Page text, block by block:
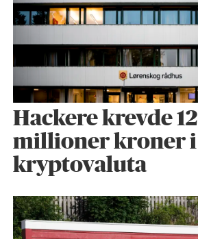
Hackere krevde 12
millioner kroner i
kryptovaluta